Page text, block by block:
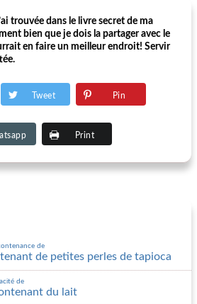
trouvée dans le livre secret de ma
bien que je dois la partager avec le
en faire un meilleur endroit! Servir
Tweet Pin
Print
de
de petites perles de tapioca
de
du lait